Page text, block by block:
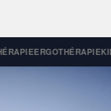
ERGOTHÉRAPIE